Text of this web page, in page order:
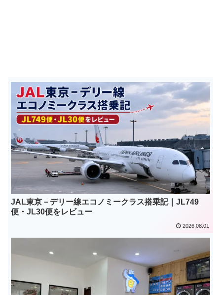
JAL東京－デリー線エコノミークラス搭乗記｜JL749
便・JL30便をレビュー
2026.08.01